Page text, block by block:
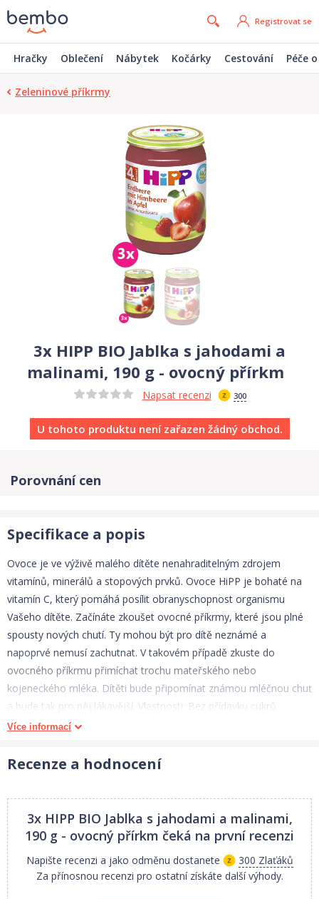
Registrovat se
Hračky Oblečení Nábytek Kočárky Cestování Péče
Zeleninové příkrmy
3x HIPP BIO Jablka s jahodami a
malinami, 190 g - ovocný přírkm
Napsat recenzi 300
U tohoto produktu není zařazen žádný obchod.
Porovnání cen
Specifikace a popis
Ovoce je ve výživě malého dítěte nenahraditelným zdrojem
vitamínů, minerálů a stopových prvků. Ovoce HiPP je bohaté na
vitamín C, který pomáhá posílit obranyschopnost organismu
Vašeho dítěte. Začínáte zkoušet ovocné příkrmy, které jsou plné
spousty nových chutí. Ty mohou být pro dítě neznámé a
napoprvé nemusí zachutnat. V takovém případě zkuste do
ovocného příkrmu přimíchat trochu mateřského nebo
kojeneckého mléka. Dítěti bude připomínat známou mléčnou chuť
a bude tak pro něj lákavější. Vlastnosti: Bez přídavku cukrů
(obsahuje přirozeně se vyskytující cukry) Velmi jemné Bez
zahušťovadel – proto zamíchejte. Bez mléčné složky Změkčuje
jahody* 10 %, banány,maliny 4 %) Mrkvová šťáva* z koncentrátu
*z ekologického zemědělství. O značce HiPP >>
Více informací
Recenze a hodnocení
3x HIPP BIO Jablka s jahodami a malinami,
190 g - ovocný přírkm čeká na první recenzi
Napište recenzi a jako odměnu dostanete
300 Zlaťáků
Za přínosnou recenzi pro ostatní získáte další výhody.